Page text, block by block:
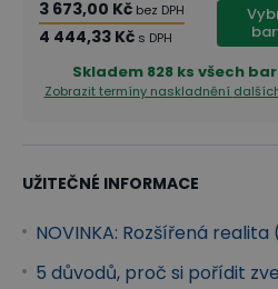
Bezpečnost a stabilita za
Zvedací stůl je vybaven
3 673,00 Kč bez DPH
4 444,33 Kč s DPH
Skladem 828 ks všech
Zobrazit termíny naskladnění
UŽITEČNÉ INFORMACE
NOVINKA: Rozšířená
5 důvodů, proč si pořídit